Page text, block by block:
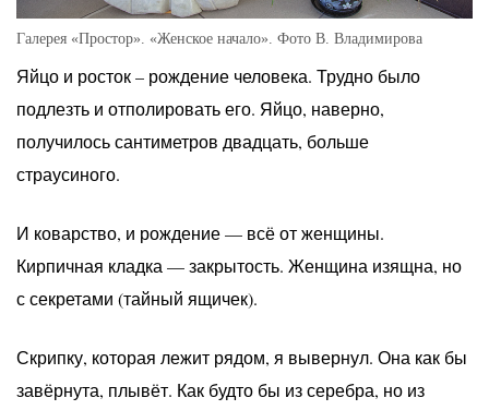
Галерея «Простор». «Женское начало». Фото В. Владимирова
Яйцо и росток – рождение человека. Трудно было
подлезть и отполировать его. Яйцо, наверно,
получилось сантиметров двадцать, больше
страусиного.
И коварство, и рождение — всё от женщины.
Кирпичная кладка — закрытость. Женщина изящна, но
с секретами (тайный ящичек).
Скрипку, которая лежит рядом, я вывернул. Она как бы
завёрнута, плывёт. Как будто бы из серебра, но из